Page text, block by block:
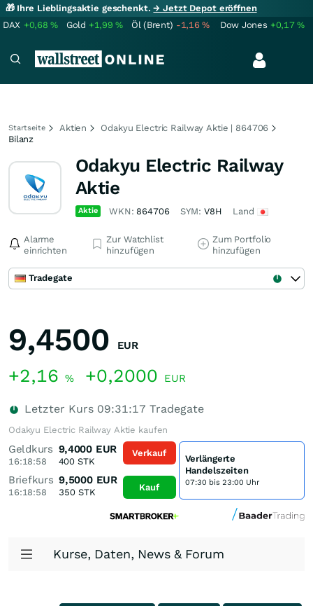
🎁 Ihre Lieblingsaktie geschenkt.→ Jetzt Depot eröffnen
DAX +0,68% Gold +1,99% Öl (Brent) -1,16% Dow Jones +0,17%
Startseite Aktien
Odakyu Electric Railway Aktie | 864706
Bilanz
Odakyu Electric Railway
Aktie
Aktie WKN: 864706 SYM: V8H Land
Alarme
einrichten
Zur Watchlist
hinzufügen
Zum Portfolio
hinzufügen
Tradegate
9,4500 EUR
+2,16 % +0,2000 EUR
Letzter Kurs 09:31:17 Tradegate
Odakyu Electric Railway Aktie kaufen
Geldkurs
16:18:58
9,4000 EUR
400 STK
Briefkurs
16:18:58
9,5000 EUR
350STK
Verkauf
Kauf
Verlängerte
Handelszeiten
07:30 bis 23:00 Uhr
Kurse, Daten, News & Forum